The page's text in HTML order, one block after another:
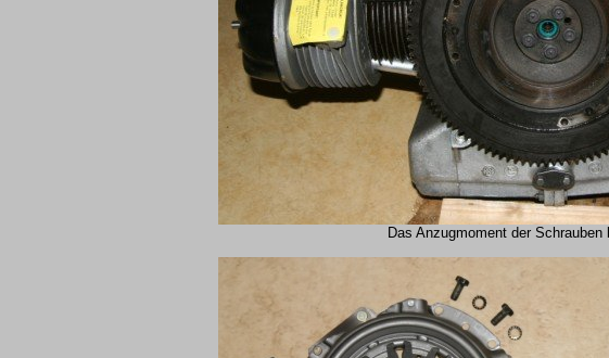
Das Anzugmoment der Schrauben